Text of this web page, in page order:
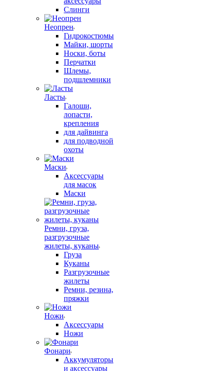
Слинги
Неопрен
Гидрокостюмы
Майки, шорты
Носки, боты
Перчатки
Шлемы,
подшлемники
Ласты
Галоши,
лопасти,
крепления
для дайвинга
для подводной
охоты
Маски
Аксессуары
для масок
Маски
Ремни, груза,
разгрузочные
жилеты, куканы
Груза
Куканы
Разгрузочные
жилеты
Ремни, резина,
пряжки
Ножи
Аксессуары
Ножи
Фонари
Аккумуляторы
и аксессуары